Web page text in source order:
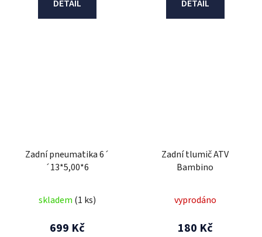
DETAIL DETAIL
Zadní pneumatika 6´
´13*5,00*6
skladem (1 ks)
699 Kč
Zadní tlumič ATV
Bambino
vyprodáno
180 Kč